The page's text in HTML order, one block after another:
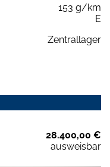
153 g/km
E
Zentrallager
28.400,00 €
ausweisbar